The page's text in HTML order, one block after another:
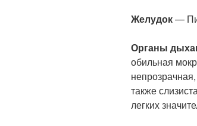
Желудок—
Органы
обильная
также
легких